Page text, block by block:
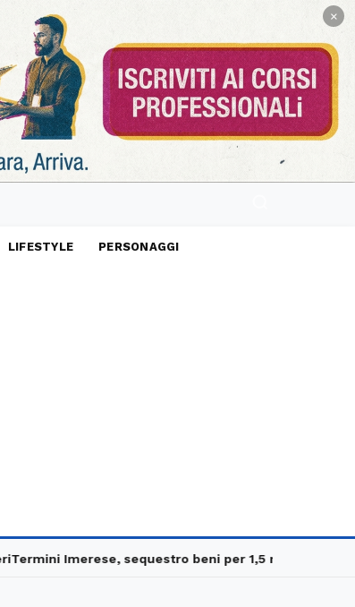
×
LIFESTYLE PERSONAGGI
Imerese, sequestro beni per 1,5 milioni